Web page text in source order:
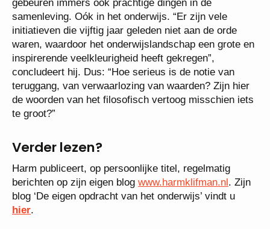
gebeuren immers ook prachtige dingen in de
samenleving. Oók in het onderwijs. “Er zijn vele
initiatieven die vijftig jaar geleden niet aan de orde
waren, waardoor het onderwijslandschap een grote en
inspirerende veelkleurigheid heeft gekregen”,
concludeert hij. Dus: “Hoe serieus is de notie van
teruggang, van verwaarlozing van waarden? Zijn hier
de woorden van het filosofisch vertoog misschien iets
te groot?”
Verder lezen?
Harm publiceert, op persoonlijke titel, regelmatig
berichten op zijn eigen blog www.harmklifman.nl. Zijn
blog ‘De eigen opdracht van het onderwijs’ vindt u
hier.